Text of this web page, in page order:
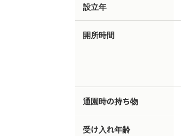
設立年
開所時間
通園時の持ち物
受け入れ年齢